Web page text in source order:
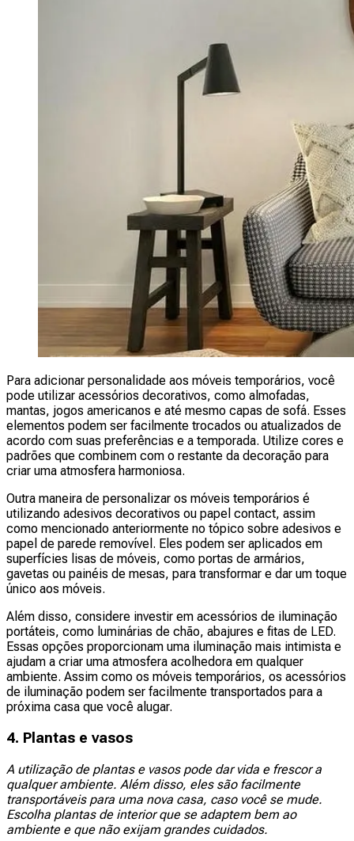
Para adicionar personalidade aos móveis temporários, você
pode utilizar acessórios decorativos, como almofadas,
mantas, jogos americanos e até mesmo capas de sofá. Esses
elementos podem ser facilmente trocados ou atualizados de
acordo com suas preferências e a temporada. Utilize cores e
padrões que combinem com o restante da decoração para
criar uma atmosfera harmoniosa.
Outra maneira de personalizar os móveis temporários é
utilizando adesivos decorativos ou papel contact, assim
como mencionado anteriormente no tópico sobre adesivos e
papel de parede removível. Eles podem ser aplicados em
superfícies lisas de móveis, como portas de armários,
gavetas ou painéis de mesas, para transformar e dar um toque
único aos móveis.
Além disso, considere investir em acessórios de iluminação
portáteis, como luminárias de chão, abajures e fitas de LED.
Essas opções proporcionam uma iluminação mais intimista e
ajudam a criar uma atmosfera acolhedora em qualquer
ambiente. Assim como os móveis temporários, os acessórios
de iluminação podem ser facilmente transportados para a
próxima casa que você alugar.
4. Plantas e vasos
A utilização de plantas e vasos pode dar vida e frescor a
qualquer ambiente. Além disso, eles são facilmente
transportáveis para uma nova casa, caso você se mude.
Escolha plantas de interior que se adaptem bem ao
ambiente e que não exijam grandes cuidados.